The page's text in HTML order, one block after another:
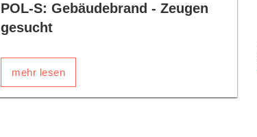
POL-S: Gebäudebrand - Zeugen
gesucht
mehr lesen